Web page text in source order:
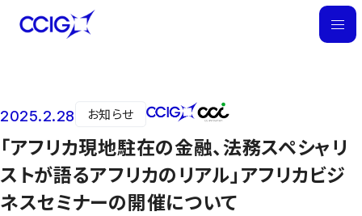
M
ニュース
2025.2.28 お知らせ
「アフリカ現地駐在の金融、法務スペシャリ
ストが語るアフリカのリアル」アフリカビジ
ネスセミナーの開催について